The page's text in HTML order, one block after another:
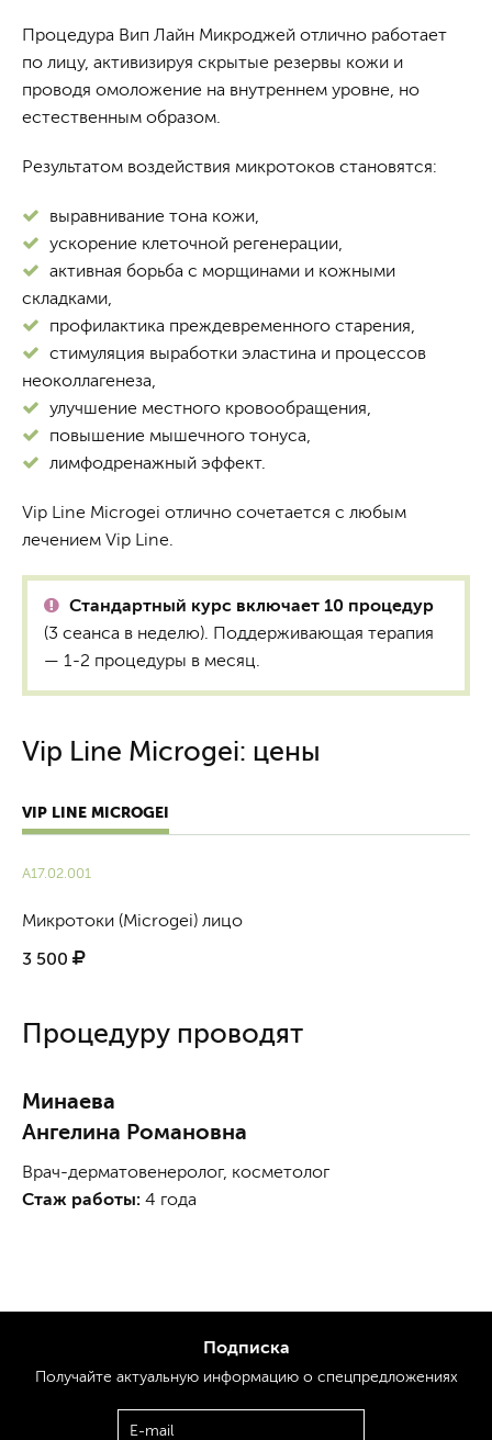
Процедура Вип Лайн Микроджей отлично работает
по лицу, активизируя скрытые резервы кожи и
проводя омоложение на внутреннем уровне, но
естественным образом.
Результатом воздействия микротоков становятся:
выравнивание тона кожи,
ускорение клеточной регенерации,
активная борьба с морщинами и кожными
складками,
профилактика преждевременного старения,
стимуляция выработки эластина и процессов
неоколлагенеза,
улучшение местного кровообращения,
повышение мышечного тонуса,
лимфодренажный эффект.
Vip Line Microgei отлично сочетается с любым
лечением Vip Line.
Стандартный курс включает 10 процедур
(3 сеанса в неделю). Поддерживающая терапия
— 1-2 процедуры в месяц.
Vip Line Microgei: цены
VIP LINE MICROGEI
A17.02.001
Микротоки (Microgei) лицо
3 500
Процедуру проводят
Минаева
Ангелина Романовна
Врач-дерматовенеролог, косметолог
Стаж работы: 4 года
Подписка
Получайте актуальнуюинформациюо спецпредложениях